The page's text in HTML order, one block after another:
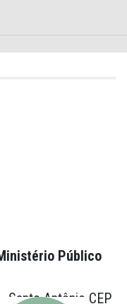
Público
Santo Antônio CEP